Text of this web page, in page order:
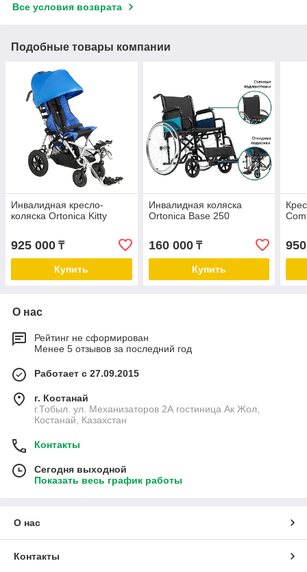
Все условия возврата
Подобные товары компании
Инвалидная кресло-
коляска Ortonica Kitty
925 000 ₸
Купить
Инвалидная коляска
Ortonica Base 250
160 000₸
Купить
О нас
Рейтинг не сформирован
Менее 5 отзывов за последний год
Работает с 27.09.2015
г. Костанай
г.Тобыл. ул. Механизаторов 2А гостиница Ак Жол,
Костанай, Казахстан
Контакты
Сегодня выходной
Показать весь график работы
О нас
Контакты